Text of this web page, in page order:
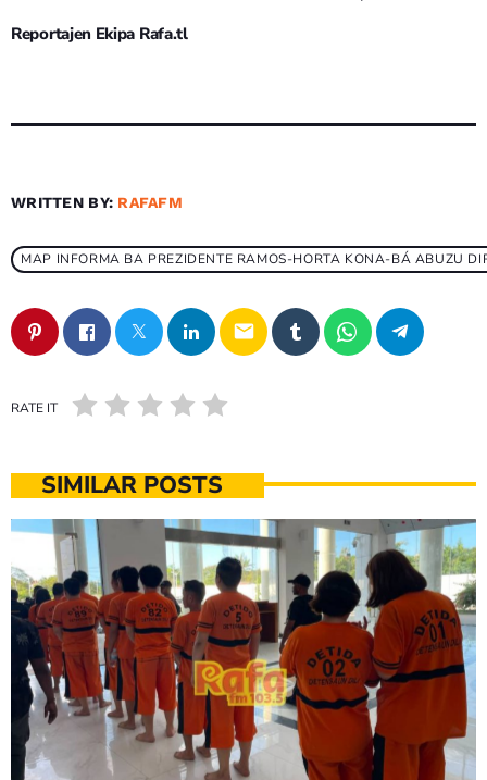
Reportajen Ekipa Rafa.tl
WRITTEN BY: RAFAFM
MAP INFORMA BA PREZIDENTE RAMOS-HORTA KONA-BÁ ABUZU
email
RATE IT
SIMILAR POSTS